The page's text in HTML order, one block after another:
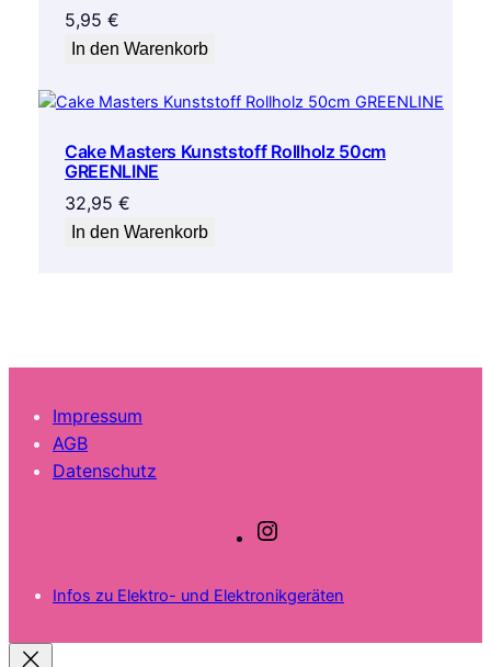
5,95 €
In den Warenkorb
Cake Masters Kunststoff Rollholz 50cm
GREENLINE
32,95 €
In den Warenkorb
Impressum
AGB
Datenschutz
t
Infos zu Elektro- und Elektronikgeräten